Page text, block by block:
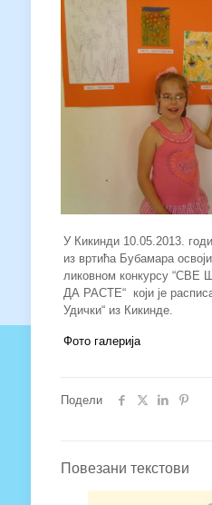
У Кикинди 10.05.2013.
из вртића Бубамара
ликовном конкурсу
ДА РАСТЕ“ који је
Удички“ из Кикинде.
Фото галерија
Подели
Повезани текстови